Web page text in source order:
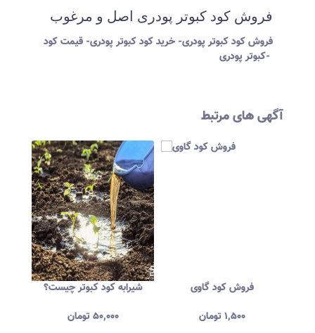
فروش کود کبوتر پودری اصل و مرغوب
فروش کود کبوتر پودری- خرید کود کبوتر پودری- قیمت کود
کبوتر پودری-
آگهی های مرتبط
شیرابه کود کبوتر
فروش کود گاوی